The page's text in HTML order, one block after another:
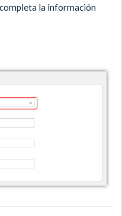
la información